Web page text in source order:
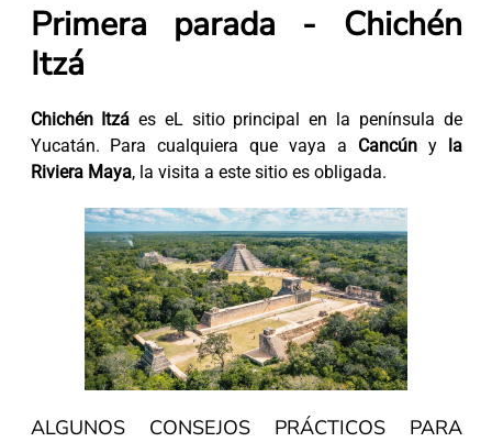
Primera parada - Chichén
Itzá
Chichén Itzá es eL sitio principal en la península de
Yucatán. Para cualquiera que vaya a Cancúny la
Riviera Maya, la visita a este sitio es obligada.
ALGUNOS CONSEJOS PRÁCTICOS PARA